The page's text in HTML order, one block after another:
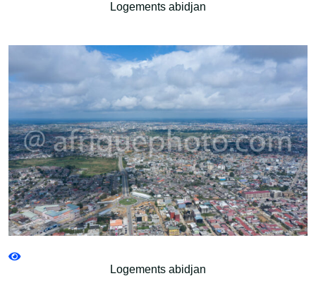
Logements abidjan
Logements abidjan